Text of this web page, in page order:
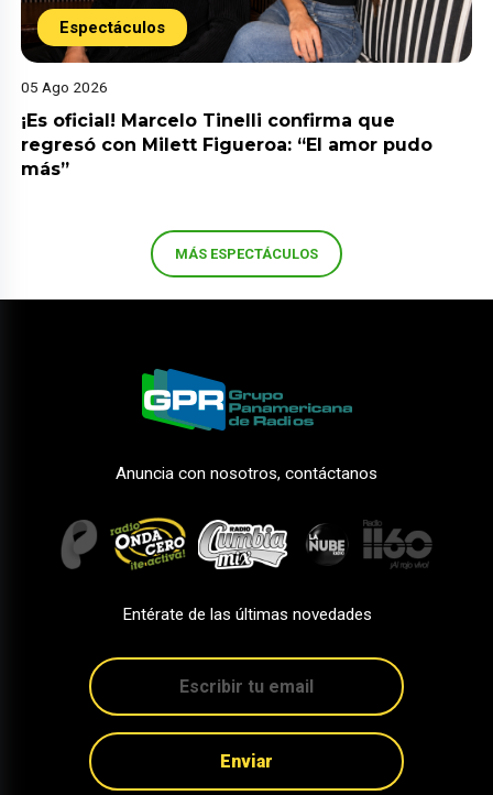
Espectáculos
05 Ago 2026
¡Es oficial! Marcelo Tinelli confirma que
regresó con Milett Figueroa: “El amor pudo
más”
MÁS ESPECTÁCULOS
Anuncia con nosotros, contáctanos
Entérate de las últimas novedades
Enviar